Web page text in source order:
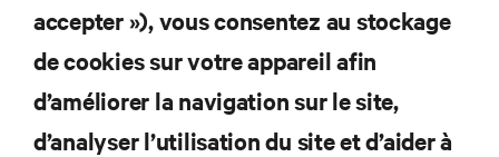
S’INSCRIRE MAINTENANT
RESSOURCES
accepter »), vous consentez au stockage
de cookies sur votre appareil afin
d’améliorer la navigation sur le site,
d’analyser l’utilisation du site et d’aider à